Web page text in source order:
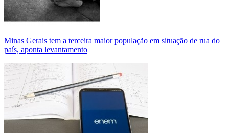
Minas Gerais tem a terceira maior população em situação de rua do
país, aponta levantamento